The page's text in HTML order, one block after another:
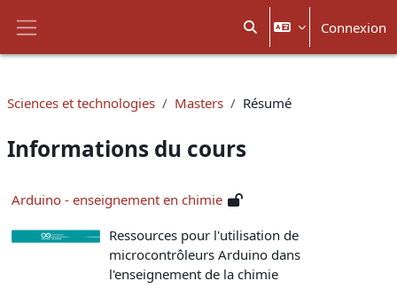
Activer/désactiver la
Connexion
Sciences et technologies Masters Résumé
Informations du cours
Arduino - enseignement en chimie
Ressources pour l'utilisation de
microcontrôleurs Arduino dans
l'enseignement de la chimie